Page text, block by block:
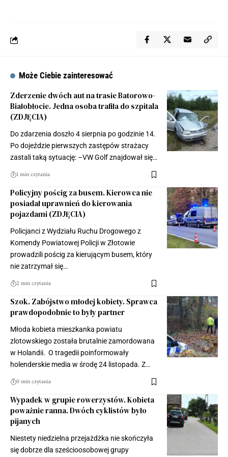
Może Ciebie zainteresować
Zderzenie dwóch aut na trasie Batorowo-
Białobłocie. Jedna osoba trafiła do szpitala
(ZDJĘCIA)
Do zdarzenia doszło 4 sierpnia po godzinie 14.
Po dojeździe pierwszych zastępów strażacy
zastali taką sytuację: –VW Golf znajdował się…
1 min czytania
Policyjny pościg za busem. Kierowca nie
posiadał uprawnień do kierowania
pojazdami (ZDJĘCIA)
Policjanci z Wydziału Ruchu Drogowego z
Komendy Powiatowej Policji w Złotowie
prowadzili pościg za kierującym busem, który
nie zatrzymał się…
2 min czytania
Szok. Zabójstwo młodej kobiety. Sprawca
prawdopodobnie to były partner
Młoda kobieta mieszkanka powiatu
zlotowskiego została brutalnie zamordowana
w Holandii. O tragedii poinformowały
holenderskie media w środę 24 listopada. Z…
0 min czytania
Wypadek w grupie rowerzystów. Kobieta
poważnie ranna. Dwóch cyklistów było
pijanych
Niestety niedzielna przejażdżka nie skończyła
się dobrze dla sześcioosobowej grupy